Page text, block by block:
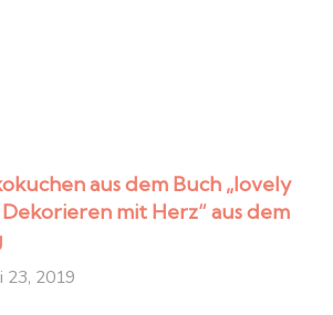
aus dem Buch „lovely
mit Herz“ aus dem
23, 2019